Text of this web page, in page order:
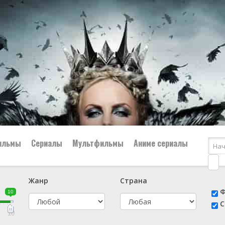
👨‍✈️ Военный
🕵️‍♂️ Детектив
Сериалы Мультфильмы Аниме сериалы
10
10
Жанр
Страна